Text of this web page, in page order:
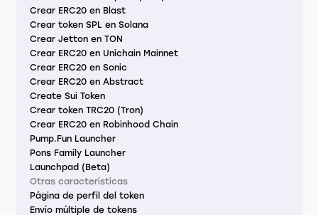
Crear ERC20 en Blast
Crear token SPL en Solana
Crear Jetton en TON
Crear ERC20 en Unichain Mainnet
Crear ERC20 en Sonic
Crear ERC20 en Abstract
Create Sui Token
Crear token TRC20 (Tron)
Crear ERC20 en Robinhood Chain
Pump.Fun Launcher
Pons Family Launcher
Launchpad (Beta)
Otras características
Página de perfil del token
Envío múltiple de tokens